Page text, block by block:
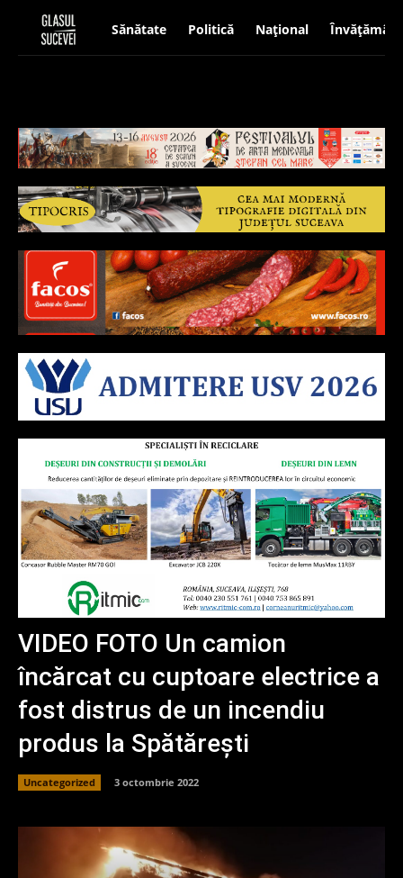
Sănătate Politică Național Învățământ
VIDEO FOTO Un camion
încărcat cu cuptoare electrice a
fost distrus de un incendiu
produs la Spătărești
Uncategorized 3 octombrie 2022